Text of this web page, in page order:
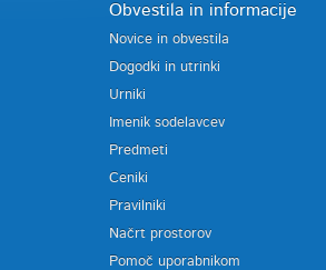
Obvestila in informacije
Novice in obvestila
Dogodki in utrinki
Urniki
Imenik sodelavcev
Predmeti
Ceniki
Pravilniki
Načrt prostorov
Pomoč uporabnikom